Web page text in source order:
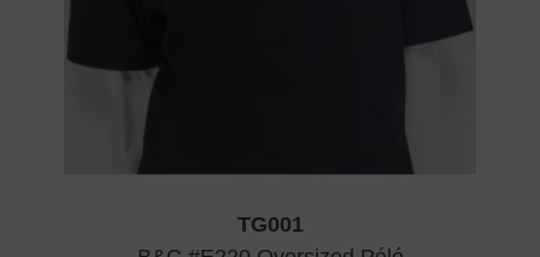
TG001